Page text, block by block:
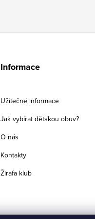
Informace
Užitečné informace
Jak vybírat dětskou obuv?
O nás
Kontakty
Žirafa klub